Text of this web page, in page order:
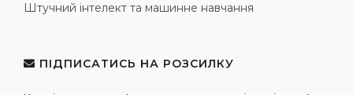
Штучний інтелект та машинне навчання
ПІДПИСАТИСЬ НА РОЗСИЛКУ